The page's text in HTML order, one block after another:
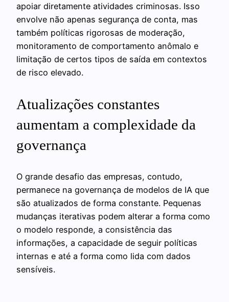
apoiar diretamente atividades criminosas. Isso
envolve não apenas segurança de conta, mas
também políticas rigorosas de moderação,
monitoramento de comportamento anômalo e
limitação de certos tipos de saída em contextos
de risco elevado.
Atualizações constantes
aumentam a complexidade da
governança
O grande desafio das empresas, contudo,
permanece na governança de modelos de IA que
são atualizados de forma constante. Pequenas
mudanças iterativas podem alterar a forma como
o modelo responde, a consistência das
informações, a capacidade de seguir políticas
internas e até a forma como lida com dados
sensíveis.